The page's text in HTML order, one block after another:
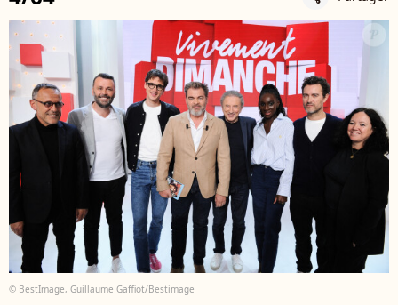
© BestImage, Guillaume Gaffiot/Bestimage